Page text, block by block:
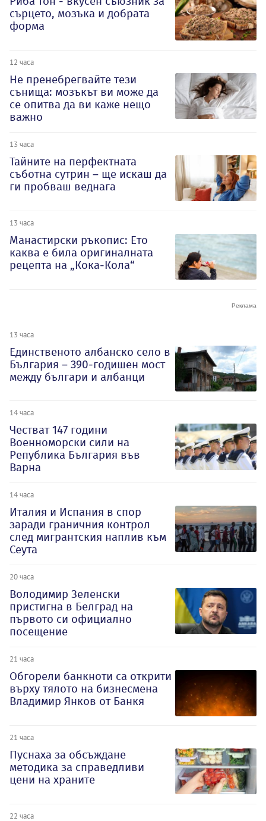
сърцето, мозъка и добрата
форма
12 часа
Не пренебрегвайте тези
сънища: мозъкът ви може да
се опитва да ви каже нещо
важно
13 часа
Тайните на перфектната
съботна сутрин – ще искаш да
ги пробваш веднага
13 часа
Манастирски ръкопис: Ето
каква е била оригиналната
рецепта на „Кока-Кола“
13 часа
Единственото албанско село в
България – 390-годишен мост
между българи и албанци
14 часа
Честват 147 години
Военноморски сили на
Република България във
Варна
14 часа
Италия и Испания в спор
заради граничния контрол
след мигрантския наплив към
Сеута
20 часа
Володимир Зеленски
пристигна в Белград на
първото си официално
посещение
21 часа
Обгорели банкноти са открити
върху тялото на бизнесмена
Владимир Янков от Банкя
21 часа
Пуснаха за обсъждане
методика за справедливи
цени на храните
22 часа